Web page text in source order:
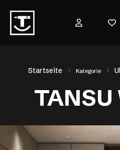
Startseite Kategorie
TANSU